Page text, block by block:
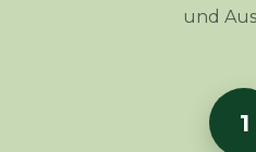
und
1